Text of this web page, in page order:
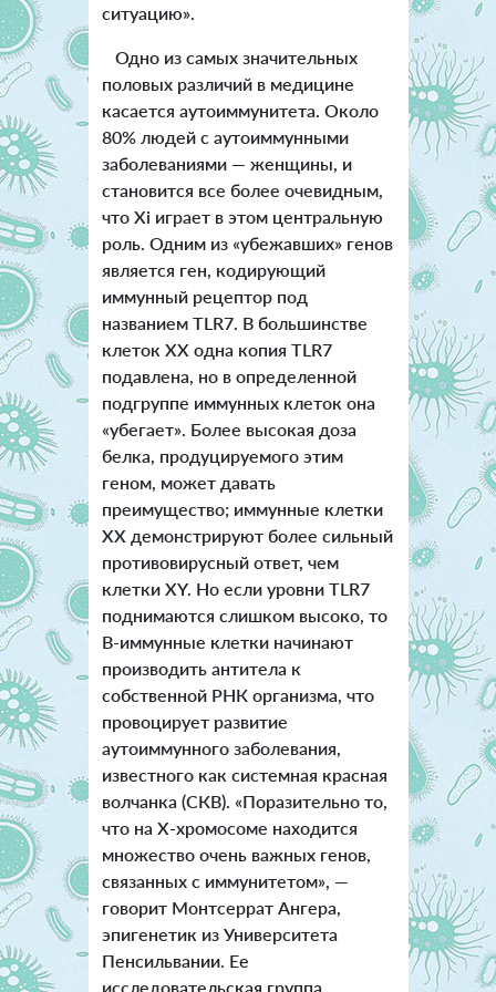
ситуацию».
Одно из самых значительных
половых различий в медицине
касается аутоиммунитета. Около
80% людей с аутоиммунными
заболеваниями — женщины, и
становится все более очевидным,
что Xi играет в этом центральную
роль. Одним из «убежавших» генов
является ген, кодирующий
иммунный рецептор под
названием TLR7. В большинстве
клеток XX одна копия TLR7
подавлена, но в определенной
подгруппе иммунных клеток она
«убегает». Более высокая доза
белка, продуцируемого этим
геном, может давать
преимущество; иммунные клетки
XX демонстрируют более сильный
противовирусный ответ, чем
клетки XY. Но если уровни TLR7
поднимаются слишком высоко, то
В-иммунные клетки начинают
производить антитела к
собственной РНК организма, что
провоцирует развитие
аутоиммунного заболевания,
известного как системная красная
волчанка (СКВ). «Поразительно то,
что на Х-хромосоме находится
множество очень важных генов,
связанных с иммунитетом», —
говорит Монтсеррат Ангера,
эпигенетик из Университета
Пенсильвании. Ее
исследовательская группа